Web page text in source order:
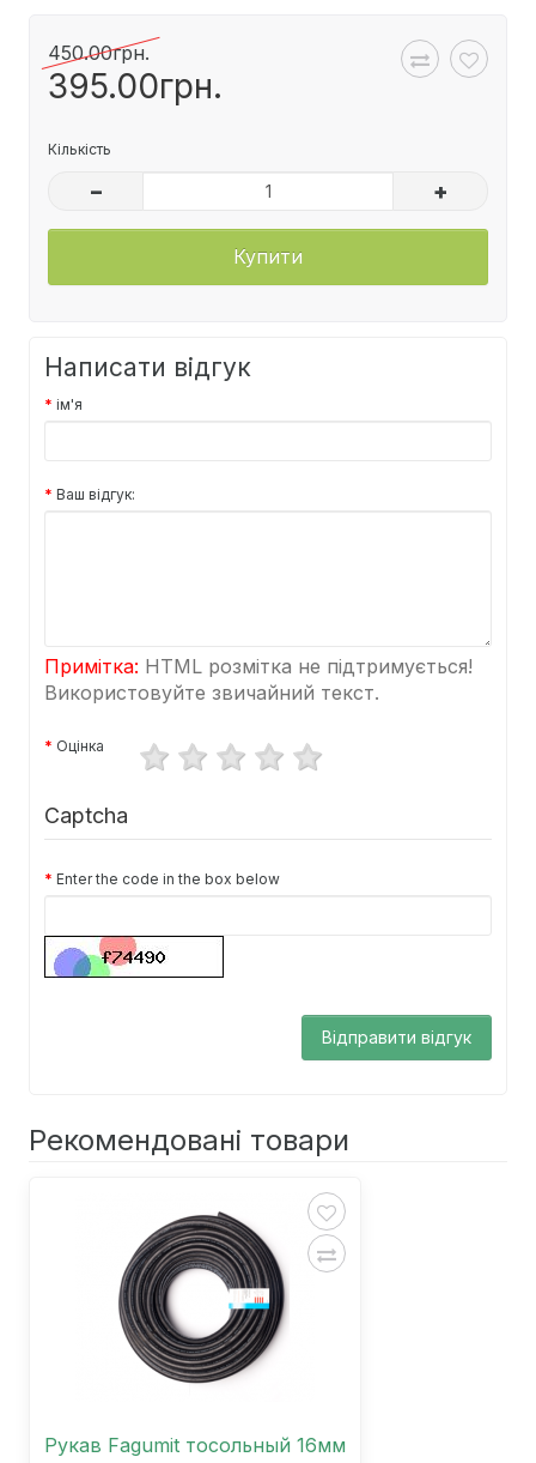
450.00грн.
395.00грн.
Кількість
– +
Купити
Написати відгук
ім'я
Ваш відгук:
Примітка: HTML розмітка не підтримується!
Використовуйте звичайний текст.
Оцінка
Captcha
Enter the code in the box below
Відправити відгук
Рекомендовані товари
Рукав Fagumit тосольный 16мм